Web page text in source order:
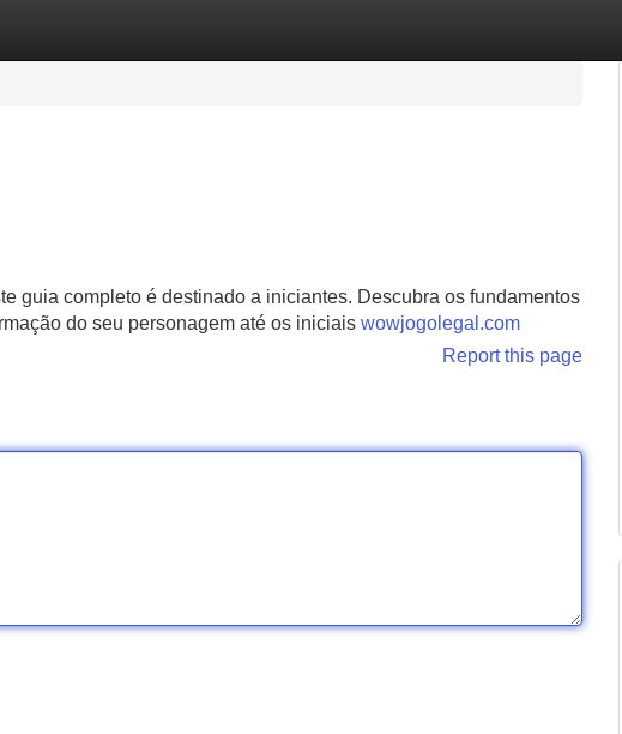
guia completo é destinado a iniciantes. Descubra os fundamentos
do seu personagem até os iniciais wowjogolegal.com
Report this page